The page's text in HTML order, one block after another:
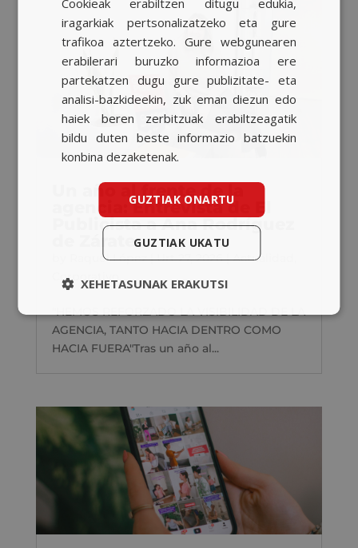
Un año al frente de la
agencia: Entrevista de El
Publicista a Ana Rodríguez
de Zárate
Raquel López|Urt 27, 2026|Actualidad
Corporativo
"HEMOS REFORZADO LA VISIBILIDAD DE LA
AGENCIA, TANTO HACIA DENTRO COMO
HACIA FUERA"Tras un año al...
BASQUE
CATALAN
ENGLISH
iragarkiak pertsonalizatzeko eta gure
trafikoa aztertzeko. Gure webgunearen
erabilerari buruzko informazioa ere
partekatzen dugu gure publizitate- eta
analisi-bazkideekin, zuk eman diezun edo
haiek beren zerbitzuak erabiltzeagatik
bildu duten beste informazio batzuekin
konbina dezaketenak.
GUZTIAK ONARTU
GUZTIAK UKATU
XEHETASUNAK ERAKUTSI